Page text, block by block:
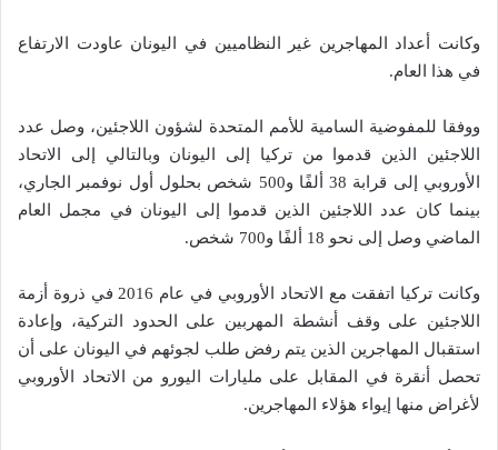
وكانت أعداد المهاجرين غير النظاميين في اليونان عاودت الارتفاع
في هذا العام.
ووفقا للمفوضية السامية للأمم المتحدة لشؤون اللاجئين، وصل عدد
اللاجئين الذين قدموا من تركيا إلى اليونان وبالتالي إلى الاتحاد
الأوروبي إلى قرابة 38 ألفًا و500 شخص بحلول أول نوفمبر الجاري،
بينما كان عدد اللاجئين الذين قدموا إلى اليونان في مجمل العام
الماضي وصل إلى نحو 18 ألفًا و700 شخص.
وكانت تركيا اتفقت مع الاتحاد الأوروبي في عام 2016 في ذروة أزمة
اللاجئين على وقف أنشطة المهربين على الحدود التركية، وإعادة
استقبال المهاجرين الذين يتم رفض طلب لجوئهم في اليونان على أن
تحصل أنقرة في المقابل على مليارات اليورو من الاتحاد الأوروبي
لأغراض منها إيواء هؤلاء المهاجرين.